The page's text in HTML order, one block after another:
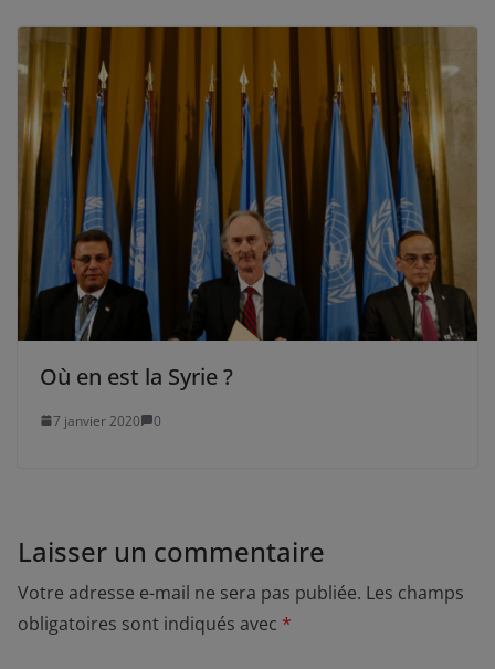
Où en est la Syrie ?
7 janvier 2020 0
Laisser un commentaire
Votre adresse e-mail ne sera pas publiée. Les champs
obligatoires sont indiqués avec *